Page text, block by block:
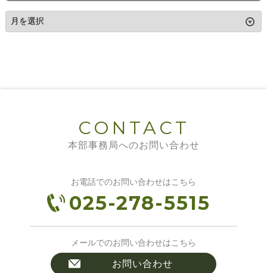
CONTACT
本部事務局へのお問い合わせ
お電話でのお問い合わせはこちら
025-278-5515
メールでのお問い合わせはこちら
お問い合わせ